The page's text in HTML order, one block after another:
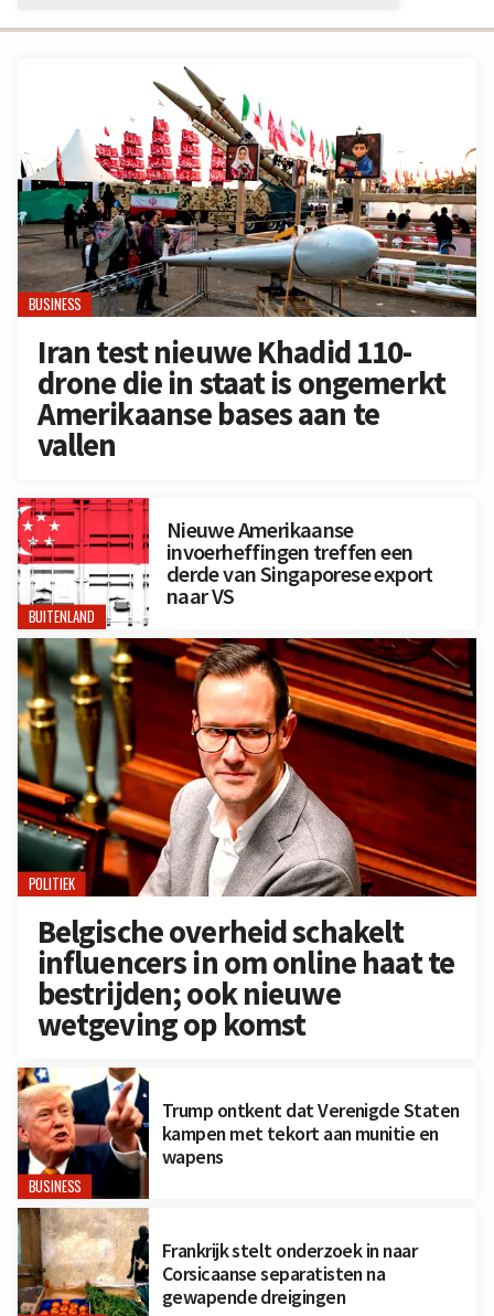
BUSINESS
Iran test nieuwe Khadid 110-
drone die in staat is ongemerkt
Amerikaanse bases aan te
vallen
BUITENLAND
Nieuwe Amerikaanse
invoerheffingen treffen een
derde van Singaporese export
naar VS
POLITIEK
Belgische overheid schakelt
influencers in om online haat te
bestrijden; ook nieuwe
wetgeving op komst
BUSINESS
Trump ontkent dat Verenigde Staten
kampen met tekort aan munitie en
wapens
Frankrijk stelt onderzoek in naar
Corsicaanse separatisten na
gewapende dreigingen